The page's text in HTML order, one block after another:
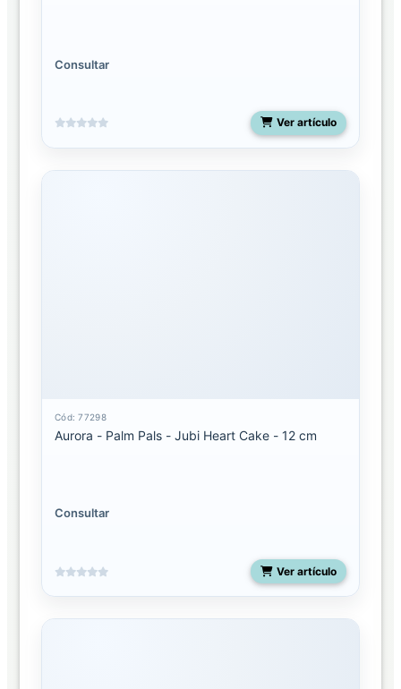
Consultar
Ver artículo
Cód: 77298
Aurora - Palm Pals - Jubi Heart Cake - 12 cm
Consultar
Ver artículo